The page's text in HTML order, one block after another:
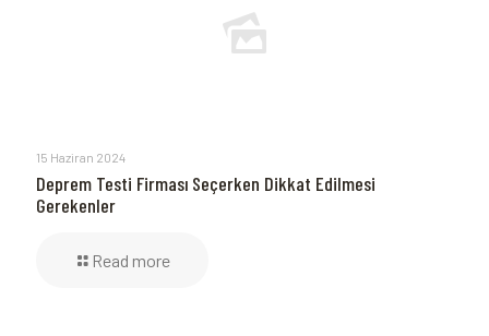
15 Haziran 2024
Deprem Testi Firması Seçerken Dikkat Edilmesi
Gerekenler
Read more